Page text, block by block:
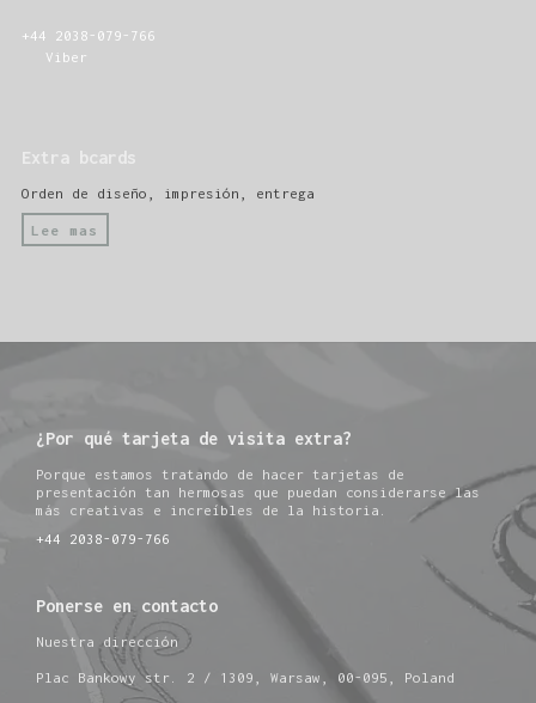
+44 2038-079-766
Viber
Extra bcards
Orden de diseño, impresión, entrega
Lee mas
¿Por qué tarjeta de visita extra?
Porque estamos tratando de hacer tarjetas de
presentación tan hermosas que puedan considerarse las
más creativas e increíbles de la historia.
+44 2038-079-766
Ponerse en contacto
Nuestra dirección
Plac Bankowy str. 2 / 1309, Warsaw, 00-095, Poland